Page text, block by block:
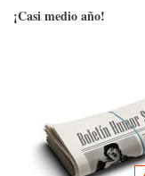
¡Casi medio año!